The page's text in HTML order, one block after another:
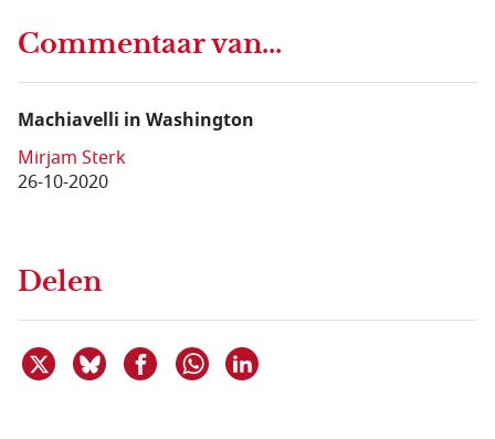
Commentaar van...
Machiavelli in Washington
Mirjam Sterk
26-10-2020
Delen
Deel dit item op X
Deel dit item op Bluesky
Deel dit item op Facebook
Delen via WhatsApp